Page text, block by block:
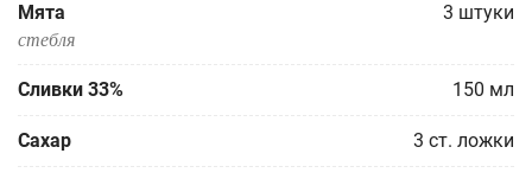
Мята 3 штуки
стебля
Сливки 33% 150 мл
Сахар 3 ст. ложки